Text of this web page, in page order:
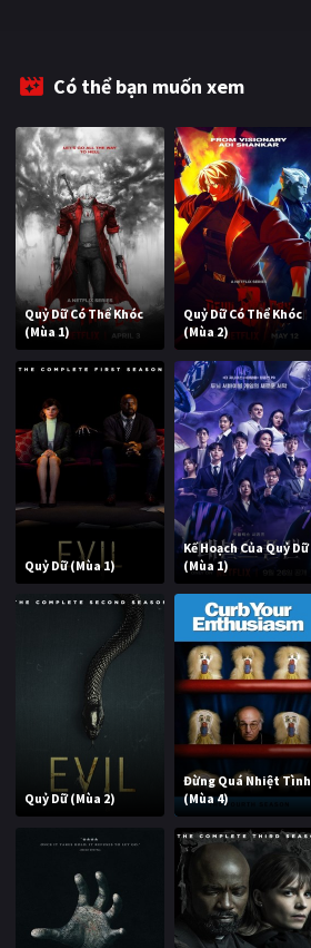
Có thể bạn muốn xem
Quỷ Dữ Có Thể Khóc
(Mùa 1)
Quỷ Dữ Có Thể Khóc
(Mùa 2)
Quỷ Dữ (Mùa 1)
Kế Hoạch Của Quỷ Dữ
(Mùa 1)
Quỷ Dữ (Mùa 2)
Đừng Quá Nhiệt Tình
(Mùa 4)